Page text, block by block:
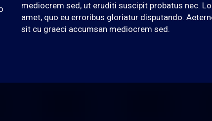
mediocrem sed, ut eruditi suscipit probatus nec.
amet, quo eu erroribus gloriatur disputando.
sit cu graeci accumsan mediocrem sed.